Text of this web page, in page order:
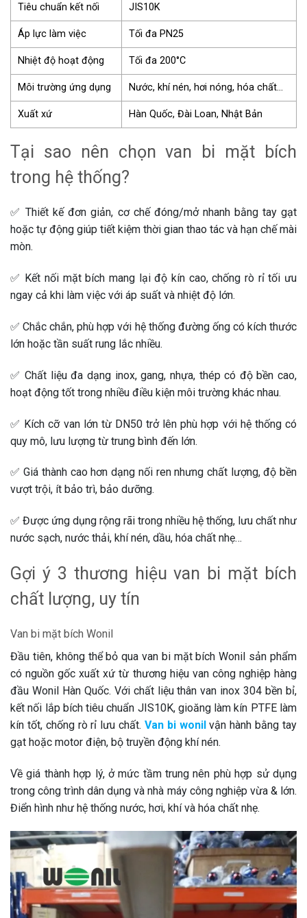
Tiêu chuẩn kết nối JIS10K
Áp lực làm việc Tối đa PN25
Nhiệt độ hoạt động Tối đa 200°C
Môi trường ứng dụng Nước, khí nén, hơi nóng, hóa chất…
Xuất xứ Hàn Quốc, Đài Loan, Nhật Bản
Tại sao nên chọn van bi mặt bích
trong hệ thống?
✅ Thiết kế đơn giản, cơ chế đóng/mở nhanh bằng tay gạt
hoặc tự động giúp tiết kiệm thời gian thao tác và hạn chế mài
mòn.
✅ Kết nối mặt bích mang lại độ kín cao, chống rò rỉ tối ưu
ngay cả khi làm việc với áp suất và nhiệt độ lớn.
✅ Chắc chắn, phù hợp với hệ thống đường ống có kích thước
lớn hoặc tần suất rung lắc nhiều.
✅ Chất liệu đa dạng inox, gang, nhựa, thép có độ bền cao,
hoạt động tốt trong nhiều điều kiện môi trường khác nhau.
✅ Kích cỡ van lớn từ DN50 trở lên phù hợp với hệ thống có
quy mô, lưu lượng từ trung bình đến lớn.
✅ Giá thành cao hơn dạng nối ren nhưng chất lượng, độ bền
vượt trội, ít bảo trì, bảo dưỡng.
✅ Được ứng dụng rộng rãi trong nhiều hệ thống, lưu chất như
nước sạch, nước thải, khí nén, dầu, hóa chất nhẹ…
Gợi ý 3 thương hiệu van bi mặt bích
chất lượng, uy tín
Van bi mặt bích Wonil
Đầu tiên, không thể bỏ qua van bi mặt bích Wonil sản phẩm
có nguồn gốc xuất xứ từ thương hiệu van công nghiệp hàng
đầu Wonil Hàn Quốc. Với chất liệu thân van inox 304 bền bỉ,
kết nối lắp bích tiêu chuẩn JIS10K, gioăng làm kín PTFE làm
kín tốt, chống rò rỉ lưu chất. Van bi wonilvận hành bằng tay
gạt hoặc motor điện, bộ truyền động khí nén.
Về giá thành hợp lý, ở mức tầm trung nên phù hợp sử dụng
trong công trình dân dụng và nhà máy công nghiệp vừa & lớn.
Điển hình như hệ thống nước, hơi, khí và hóa chất nhẹ.